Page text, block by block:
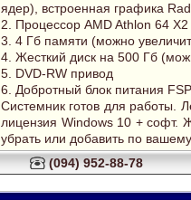
ядер), встроенная графика
2. Процессор AMD Athlon 64
3. 4 Гб памяти (можно
4. Жесткий диск на 500 Гб
5. DVD-RW привод
6. Добротный блок питания
Системник готов для работы.
лицензия Windows 10 + софт.
убрать или добавить по
(094) 952-88-78